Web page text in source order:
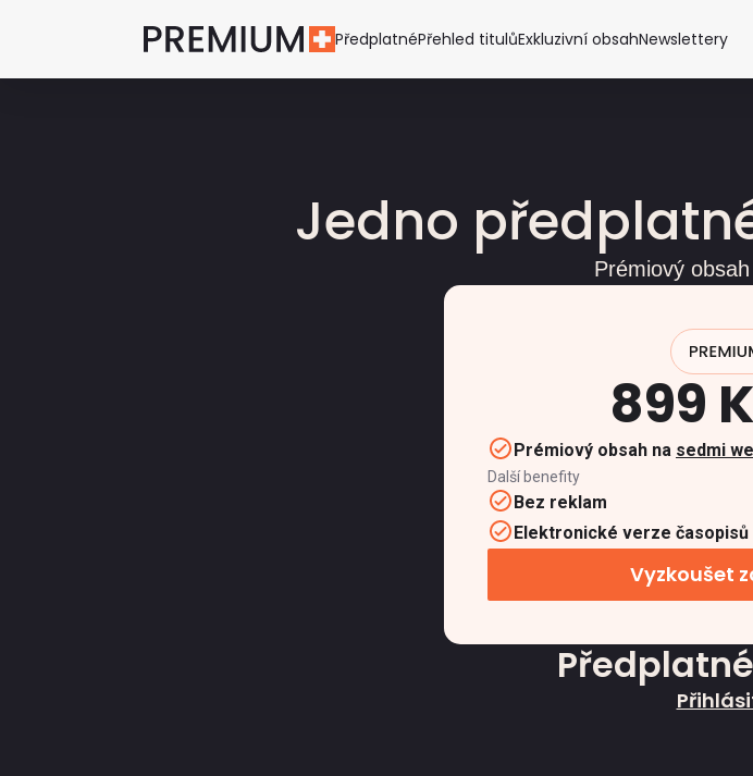
PředplatnéPřehled titulůExkluzivní obsahNewslettery
Jedno
Prémiový
899
Prémiový obsah na sedmi
Další benefity
Bez reklam
Elektronické verze časopisů
Vyzkoušet